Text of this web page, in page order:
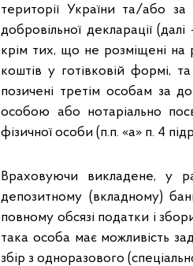
території України та/або
добровільної декларації
крім тих, що не розміщені на
коштів у готівковій формі,
позичені третім особам за
особою або нотаріально
фізичної особи (п.п. «а» п. 4
Враховуючи викладене, у
депозитному (вкладному)
повному обсязі податки і
така особа має можливість
збір з одноразового